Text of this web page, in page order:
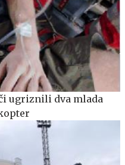
ugriznili dva mlada